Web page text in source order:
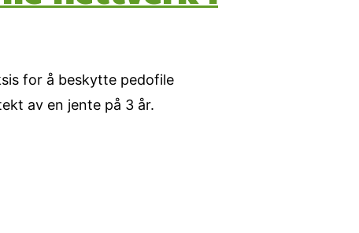
for å beskytte pedofile
av en jente på 3 år.